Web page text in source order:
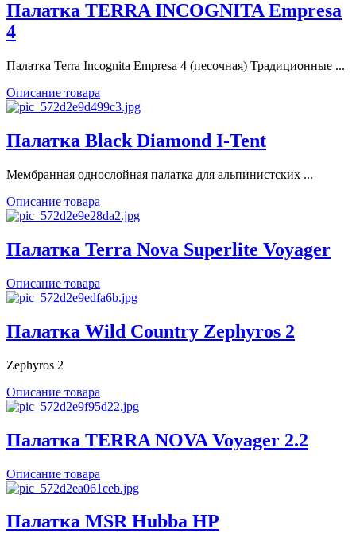
Палатка TERRA INCOGNITA Empresa
4
Палатка Terra Incognita Empresa 4 (песочная) Традиционные ...
Описание товара
Палатка Black Diamond I-Tent
Мембранная однослойная палатка для альпинистских ...
Описание товара
Палатка Terra Nova Superlite Voyager
Описание товара
Палатка Wild Country Zephyros 2
Zephyros 2
Описание товара
Палатка TERRA NOVA Voyager 2.2
Описание товара
Палатка MSR Hubba HP